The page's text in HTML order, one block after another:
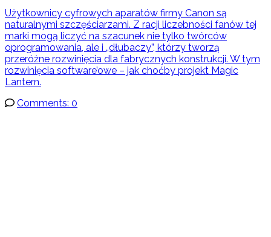
Użytkownicy cyfrowych aparatów firmy Canon są
naturalnymi szczęściarzami. Z racji liczebności fanów tej
marki mogą liczyć na szacunek nie tylko twórców
oprogramowania, ale i „dłubaczy”, którzy tworzą
przeróżne rozwinięcia dla fabrycznych konstrukcji. W tym
rozwinięcia software’owe – jak choćby projekt Magic
Lantern.
Comments: 0